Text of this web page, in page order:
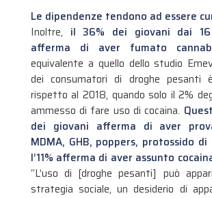
Le dipendenze tendono ad essere
Inoltre, il 36% dei giovani dai
afferma di aver fumato
equivalente a quello dello studio
dei consumatori di droghe pesanti
rispetto al 2018, quando solo il 2%
ammesso di fare uso di cocaina.
dei giovani afferma di aver
MDMA, GHB, poppers, protossido
l’11% afferma di aver assunto
“L’uso di [droghe pesanti] può
strategia sociale, un desiderio di